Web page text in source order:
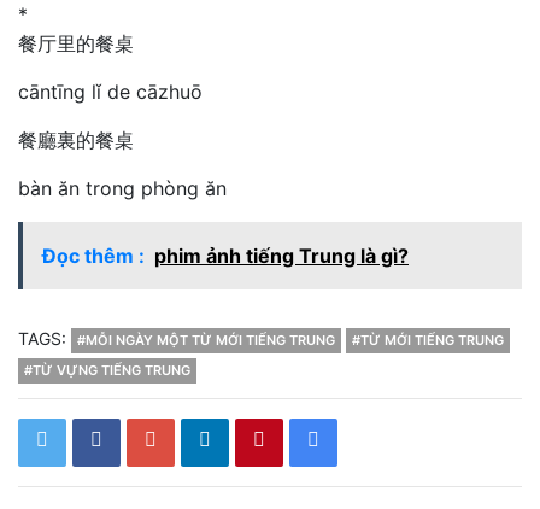
*
餐厅里的餐桌
cāntīng lǐ de cāzhuō
餐廳裏的餐桌
bàn ăn trong phòng ăn
Đọc thêm : phim ảnh tiếng Trung là gì?
TAGS: #MỖI NGÀY MỘT TỪ MỚI TIẾNG TRUNG
#TỪ MỚI TIẾNG TRUNG
#TỪ VỰNG TIẾNG TRUNG